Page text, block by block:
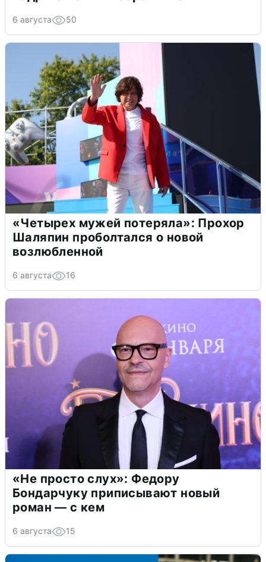
6 августа 50
«Четырех мужей потеряла»: Прохор
Шаляпин проболтался о новой
возлюбленной
6 августа 16
«Не просто слух»: Федору
Бондарчуку приписывают новый
роман — с кем
6 августа 15